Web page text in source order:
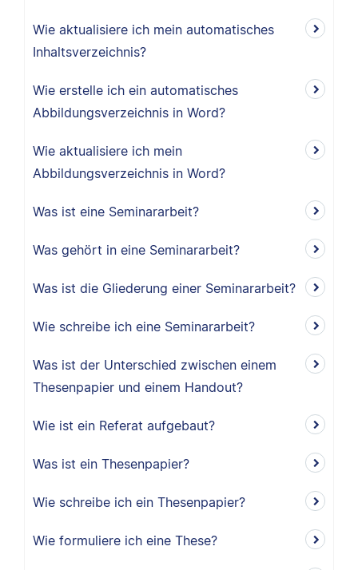
Wie aktualisiere ich mein automatisches
Inhaltsverzeichnis?
Wie erstelle ich ein automatisches
Abbildungsverzeichnis in Word?
Wie aktualisiere ich mein
Abbildungsverzeichnis in Word?
Was ist eine Seminararbeit?
Was gehört in eine Seminararbeit?
Was ist die Gliederung einer Seminararbeit?
Wie schreibe ich eine Seminararbeit?
Was ist der Unterschied zwischen einem
Thesenpapier und einem Handout?
Wie ist ein Referat aufgebaut?
Was ist ein Thesenpapier?
Wie schreibe ich ein Thesenpapier?
Wie formuliere ich eine These?